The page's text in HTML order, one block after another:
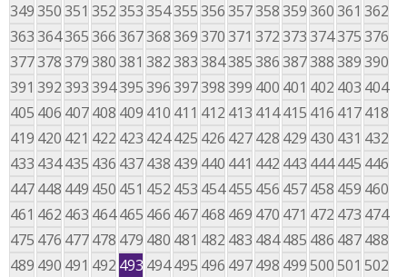
349350351 352353354355356357358359360361 362
363364365366367368369370371 372373374375376
377378379380381 382383384385386387388389390
391 392393394395396397398399 400 401 402 403 404
405 406 407408 409 410 411 412 413 414415 416 417418
419 420 421 422 423 424425 426 427428 429 430 431 432
433 434435 436 437438 439 440 441 442 443 444445 446
447448 449 450 451 452 453 454455 456 457458 459 460
461 462 463 464465 466 467468 469 470 471 472 473 474
475 476 477478 479 480 481 482 483 484485 486 487488
489 490 491 492 493 494495 496 497498 499500501 502